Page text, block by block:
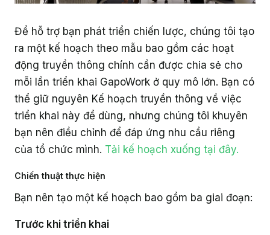
Để hỗ trợ bạn phát triển chiến lược, chúng tôi tạo
ra một kế hoạch theo mẫu bao gồm các hoạt
động truyền thông chính cần được chia sẻ cho
mỗi lần triển khai GapoWork ở quy mô lớn. Bạn có
thể giữ nguyên Kế hoạch truyền thông về việc
triển khai này để dùng, nhưng chúng tôi khuyên
bạn nên điều chỉnh để đáp ứng nhu cầu riêng
của tổ chức mình. Tải kế hoạch xuống tại đây.
Chiến thuật thực hiện
Bạn nên tạo một kế hoạch bao gồm ba giai đoạn:
Trước khi triển khai